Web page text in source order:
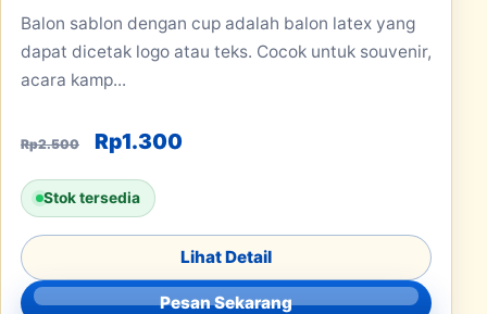
Balon sablon dengan cup adalah balon latex yang
dapat dicetak logo atau teks. Cocok untuk souvenir,
acara kamp...
Rp2.500 Harga aslinya adalah: Rp2.500.
Rp1.300Harga saat ini adalah:
Stok tersedia
Lihat Detail
Pesan Sekarang